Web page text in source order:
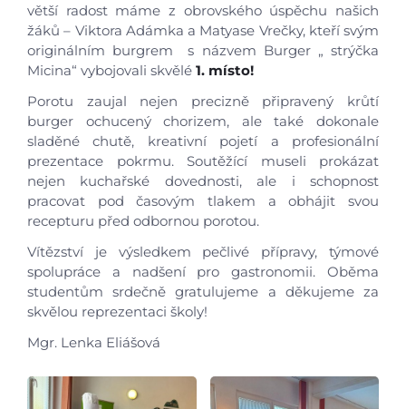
Úvod
Aktuálně
Škola
Studium
Projekty
větší radost máme z obrovského úspěchu našich
žáků – Viktora Adámka a Matyase Vrečky, kteří svým
originálním burgrem s názvem Burger „ strýčka
Micina“ vybojovali skvělé 1. místo!
Porotu zaujal nejen precizně připravený krůtí
burger ochucený chorizem, ale také dokonale
sladěné chutě, kreativní pojetí a profesionální
prezentace pokrmu. Soutěžící museli prokázat
nejen kuchařské dovednosti, ale i schopnost
pracovat pod časovým tlakem a obhájit svou
recepturu před odbornou porotou.
Vítězství je výsledkem pečlivé přípravy, týmové
spolupráce a nadšení pro gastronomii. Oběma
studentům srdečně gratulujeme a děkujeme za
skvělou reprezentaci školy!
Mgr. Lenka Eliášová